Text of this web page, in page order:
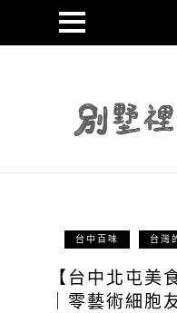
台中百味 台灣
【台中北屯美
｜零藝術細胞